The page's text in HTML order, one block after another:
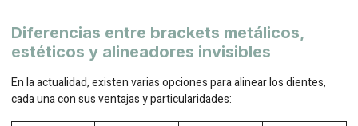
Diferencias entre brackets metálicos,
estéticos y alineadores invisibles
En la actualidad, existen varias opciones para alinear los dientes,
cada una con sus ventajas y particularidades: